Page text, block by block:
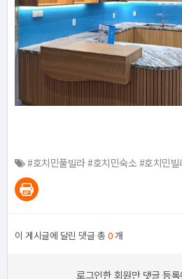
#호치민풀빌라 #호치민숙소 #호치민빌
이 게시글에 달린 댓글 총 0개
로그인한 회원만 댓글 등